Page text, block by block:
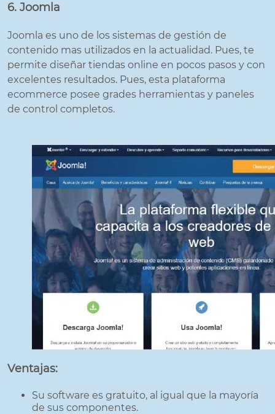
6. Joomla
Joomla es uno de los sistemas de gestión de
contenido mas utilizados en la actualidad. Pues, te
permite diseñar tiendas online en pocos pasos y con
excelentes resultados. Pues, esta plataforma
ecommerce posee grades herramientas y paneles
de control completos.
Ventajas:
Su software es gratuito, al igual que la mayoría
de sus componentes.